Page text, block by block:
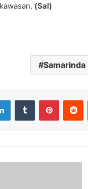
(Sal)
Samarinda
LinkedInTumblr Pinterest